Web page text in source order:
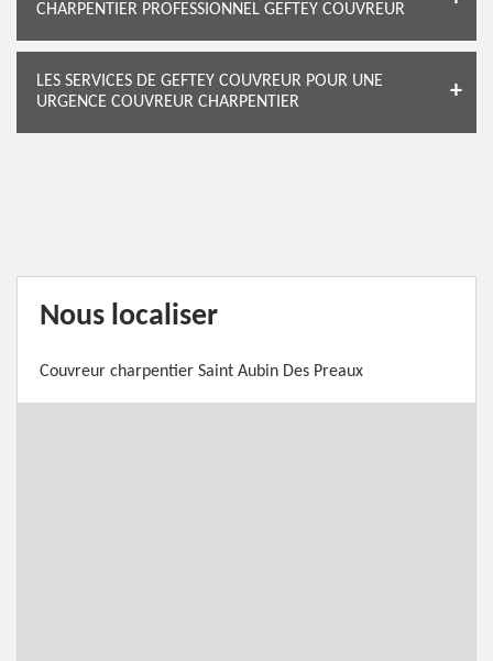
CHARPENTIER PROFESSIONNEL GEFTEY COUVREUR
LES SERVICES DE GEFTEY COUVREUR POUR UNE
URGENCE COUVREUR CHARPENTIER
Nous localiser
Couvreur charpentier Saint Aubin Des Preaux